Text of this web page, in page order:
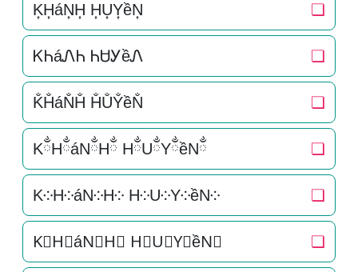
K͎H͎áN͎H͎ H͎U͎Y͎ềN͎ ❏
ᏦᏂáᏁᏂ ᏂᏌᎩềᏁ ❏
K̐H̐áN̐H̐ H̐U̐Y̐ềN̐ ❏
KྂHྂáNྂHྂ HྂUྂYྂềNྂ ❏
K༶H༶áN༶H༶ H༶U༶Y༶ềN༶ ❏
K⃕H⃕áN⃕H⃕ H⃕U⃕Y⃕ềN⃕ ❏